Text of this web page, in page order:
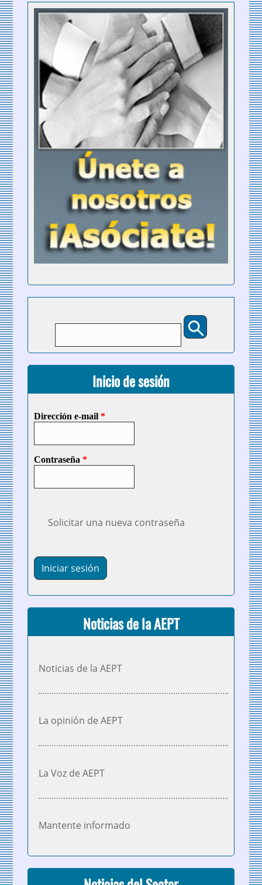
Inicio de sesión
Dirección e-mail *
Contraseña *
Solicitar una nueva contraseña
Noticias de la AEPT
Noticias de la AEPT
La opinión de AEPT
La Voz de AEPT
Mantente informado